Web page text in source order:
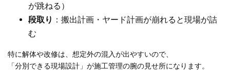
が跳ねる）
段取り ：搬出計画・ヤード計画が崩れると現場が詰
む
特に解体や改修は、想定外の混入が出やすいので、
「分別できる現場設計」が施工管理の腕の見せ所になります。